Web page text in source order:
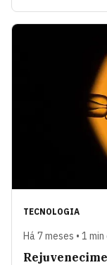
TECNOLOGIA
Há 7 meses • 1